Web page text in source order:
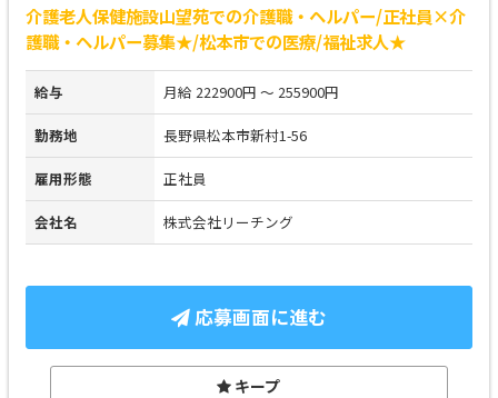
介護老人保健施設山望苑での介護職・ヘルパー/正社員×介
護職・ヘルパー募集★/松本市での医療/福祉求人★
給与 月給 222900円 ～ 255900円
勤務地 長野県松本市新村1-56
雇用形態 正社員
会社名 株式会社リーチング
応募画面に進む
キープ